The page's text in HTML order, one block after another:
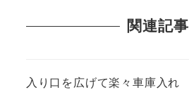
関連記事
入り口を広げて楽々車庫入れ